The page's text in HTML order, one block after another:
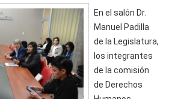
En el salón Dr.
Manuel Padilla
de la Legislatura,
los integrantes
de la comisión
de Derechos